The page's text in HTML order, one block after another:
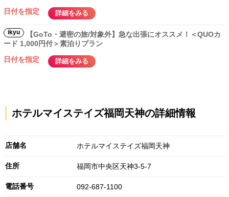
日付を指定
詳細をみる
ikyu
【GoTo・避密の旅/対象外】急な出張にオススメ！＜QUOカ
ード 1,000円付＞素泊りプラン
日付を指定
詳細をみる
ホテルマイステイズ福岡天神の詳細情報
店舗名 ホテルマイステイズ福岡天神
住所 福岡市中央区天神3-5-7
電話番号 092-687-1100